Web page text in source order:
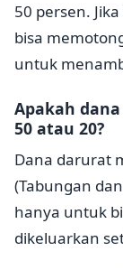
50 persen.
bisa
untuk
Apakah
50 atau 20?
Dana darurat
(Tabungan
hanya untuk
dikeluarkan